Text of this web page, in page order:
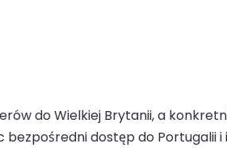
do Wielkiej Brytanii, a
dostęp do Portugalii i